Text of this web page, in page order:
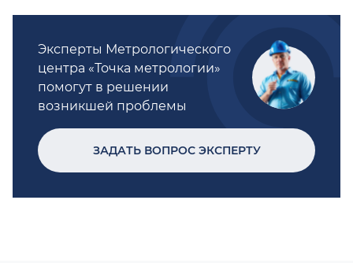
Эксперты Метрологического
центра «Точка метрологии»
помогут в решении
возникшей проблемы
ЗАДАТЬ ВОПРОС ЭКСПЕРТУ